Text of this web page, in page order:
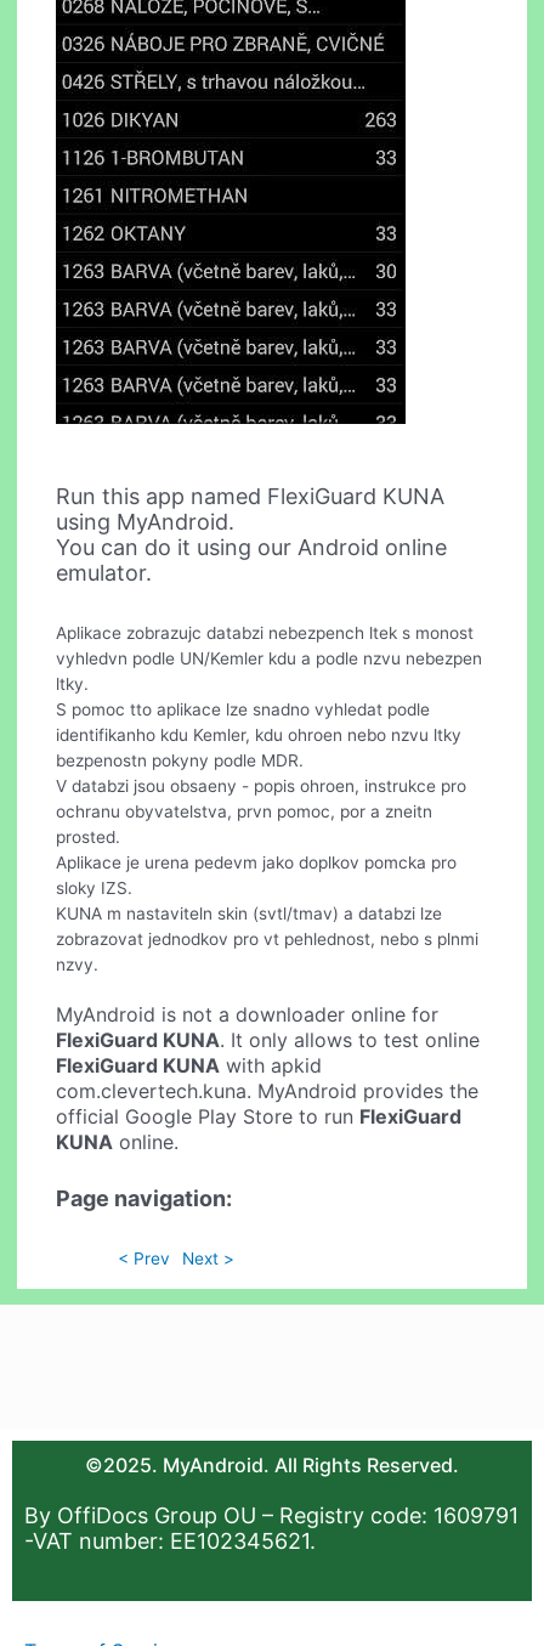
Run this app named FlexiGuard KUNA
using MyAndroid.
You can do it using our Android online
emulator.
Aplikace zobrazujc databzi nebezpench ltek s monost
vyhledvn podle UN/Kemler kdu a podle nzvu nebezpen
ltky.
S pomoc tto aplikace lze snadno vyhledat podle
identifikanho kdu Kemler, kdu ohroen nebo nzvu ltky
bezpenostn pokyny podle MDR.
V databzi jsou obsaeny - popis ohroen, instrukce pro
ochranu obyvatelstva, prvn pomoc, por a zneitn
prosted.
Aplikace je urena pedevm jako doplkov pomcka pro
sloky IZS.
KUNA m nastaviteln skin (svtl/tmav) a databzi lze
zobrazovat jednodkov pro vt pehlednost, nebo s plnmi
nzvy.
MyAndroid is not a downloader online for
FlexiGuard KUNA. It only allows to test online
FlexiGuard KUNA with apkid
com.clevertech.kuna. MyAndroid provides the
official Google Play Store to run FlexiGuard
KUNA online.
Page navigation:
< Prev Next >
©2025. MyAndroid. All Rights Reserved.
By OffiDocs Group OU – Registry code: 1609791
-VAT number: EE102345621.